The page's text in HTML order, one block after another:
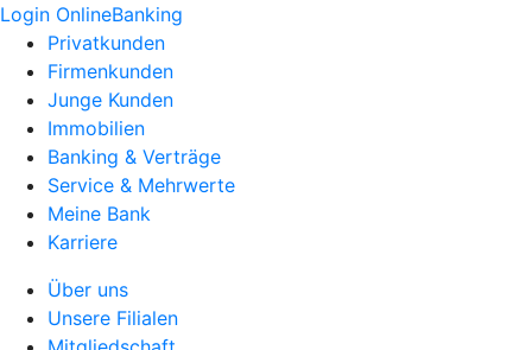
Login OnlineBanking
Privatkunden
Firmenkunden
Junge Kunden
Immobilien
Banking & Verträge
Service & Mehrwerte
Meine Bank
Karriere
Über uns
Unsere Filialen